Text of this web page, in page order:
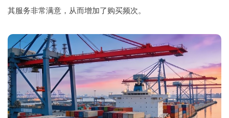
其服务非常满意，从而增加了购买频次。